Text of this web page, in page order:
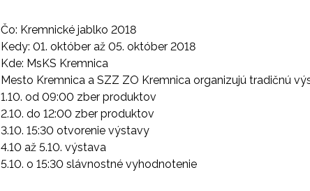
Čo: Kremnické jablko 2018
Kedy: 01. október až 05. október 2018
Kde: MsKS Kremnica
Mesto Kremnica a SZZ ZO Kremnica organizujú tradičnú
1.10. od 09:00 zber produktov
2.10. do 12:00 zber produktov
3.10. 15:30 otvorenie výstavy
4.10 až 5.10. výstava
5.10. o 15:30 slávnostné vyhodnotenie